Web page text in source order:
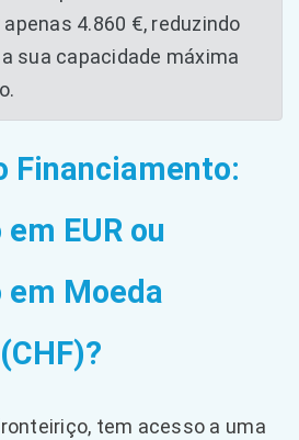
apenas 4.860 €, reduzindo
sua capacidade máxima
Financiamento:
EUR ou
Moeda
tem acesso a uma